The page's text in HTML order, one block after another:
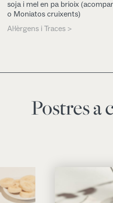
soja i mel en pa brioix
o Moniatos cruixents)
Al·lèrgens i Traces >
Postres